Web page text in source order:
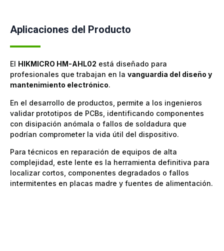
Aplicaciones del Producto
El HIKMICRO HM-AHL02 está diseñado para
profesionales que trabajan en la vanguardia del diseño y
mantenimiento electrónico.
En el desarrollo de productos, permite a los ingenieros
validar prototipos de PCBs, identificando componentes
con disipación anómala o fallos de soldadura que
podrían comprometer la vida útil del dispositivo.
Para técnicos en reparación de equipos de alta
complejidad, este lente es la herramienta definitiva para
localizar cortos, componentes degradados o fallos
intermitentes en placas madre y fuentes de alimentación.